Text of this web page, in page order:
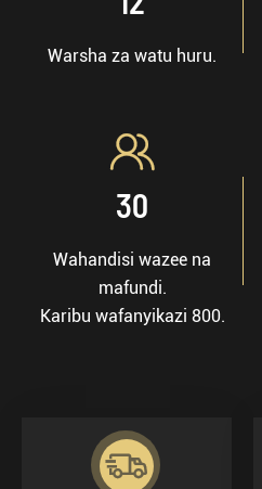
Warsha za watu huru.

30
Wahandisi wazee na
mafundi.
Karibu wafanyikazi 800.
